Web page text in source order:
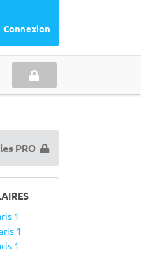
Connexion
PRO
1
1
1